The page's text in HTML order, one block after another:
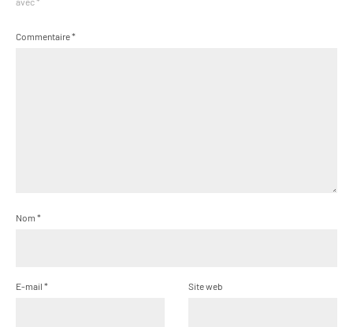
Commentaire*
Nom *
E-mail * Site web